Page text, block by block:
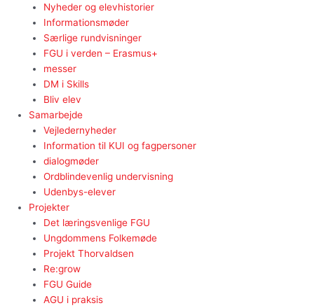
Nyheder og elevhistorier
Informationsmøder
Særlige rundvisninger
FGU i verden – Erasmus+
messer
DM i Skills
Bliv elev
Samarbejde
Vejledernyheder
Information til KUI og fagpersoner
dialogmøder
Ordblindevenlig undervisning
Udenbys-elever
Projekter
Det læringsvenlige FGU
Ungdommens Folkemøde
Projekt Thorvaldsen
Re:grow
FGU Guide
AGU i praksis